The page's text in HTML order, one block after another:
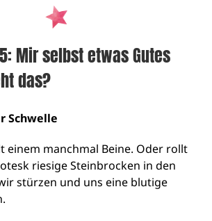
Mir selbst etwas Gutes
das?
Schwelle
einem manchmal Beine. Oder rollt
riesige Steinbrocken in den
stürzen und uns eine blutige